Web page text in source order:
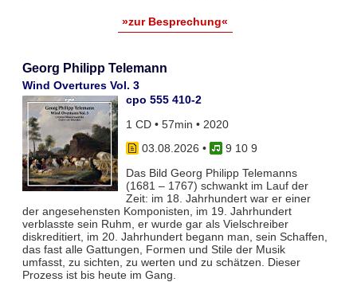
»zur Besprechung«
Georg Philipp Telemann
Wind Overtures Vol. 3
cpo 555 410-2
1 CD • 57min • 2020
03.08.2026 •
9 10 9
Das Bild Georg Philipp Telemanns
(1681 – 1767) schwankt im Lauf der
Zeit: im 18. Jahrhundert war er einer
der angesehensten Komponisten, im 19. Jahrhundert
verblasste sein Ruhm, er wurde gar als Vielschreiber
diskreditiert, im 20. Jahrhundert begann man, sein Schaffen,
das fast alle Gattungen, Formen und Stile der Musik
umfasst, zu sichten, zu werten und zu schätzen. Dieser
Prozess ist bis heute im Gang.